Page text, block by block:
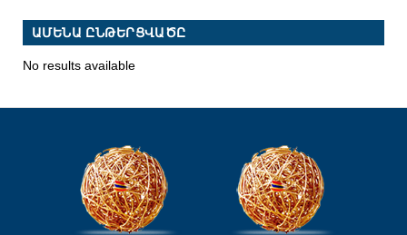
ԱՄԵՆԱ ԸՆԹԵՐՑՎԱԾԸ
No results available